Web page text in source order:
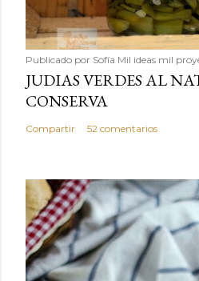
Publicado por Sofía Mil ideas mil
JUDIAS VERDES AL
CONSERVA
Compartir 52 comentarios